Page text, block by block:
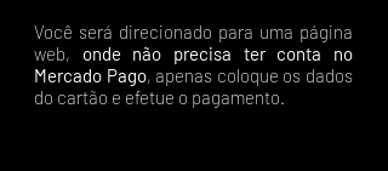
Você será direcionado para uma página
web, onde não precisa ter conta no
Mercado Pago, apenas coloque os dados
do cartão e efetue o pagamento.